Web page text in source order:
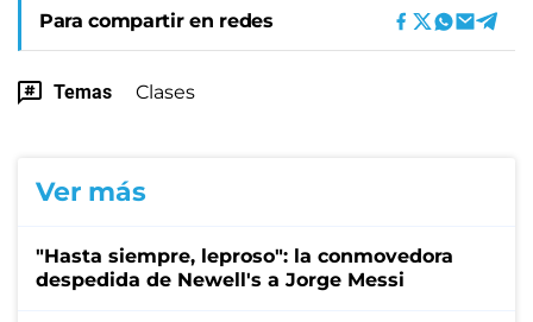
Para compartir en redes
Temas Clases
Ver más
"Hasta siempre, leproso": la conmovedora
despedida de Newell's a Jorge Messi